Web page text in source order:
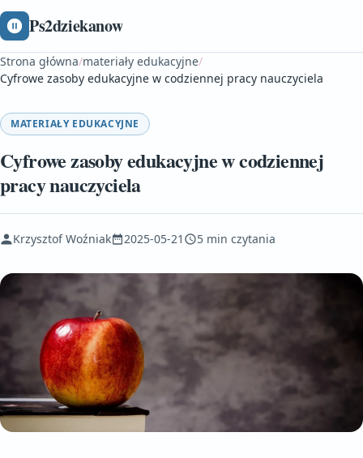
Ps2dziekanow
Strona główna/materiały edukacyjne/
Cyfrowe zasoby edukacyjne w codziennej pracy nauczyciela
MATERIAŁY EDUKACYJNE
Cyfrowe zasoby edukacyjne w codziennej
pracy nauczyciela
Krzysztof Woźniak 2025-05-21 5 min czytania